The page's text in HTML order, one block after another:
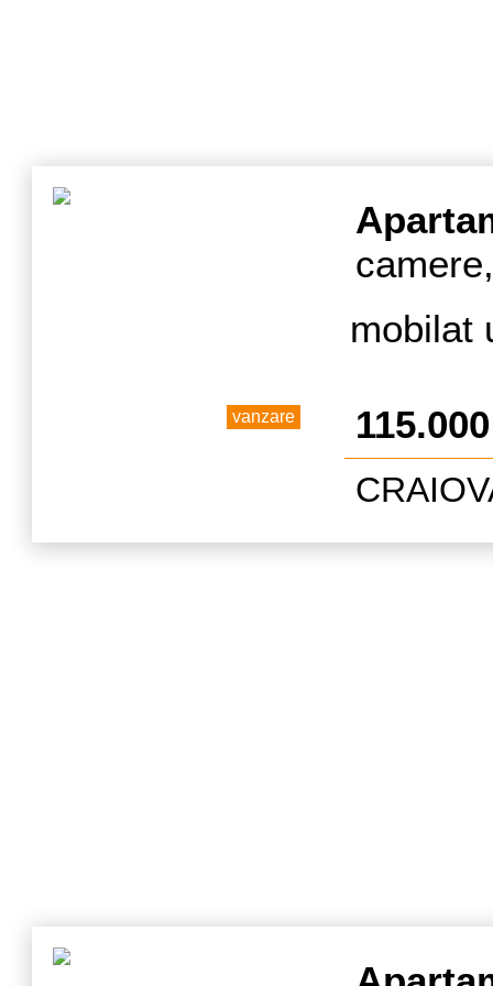
vanzare
mobilat